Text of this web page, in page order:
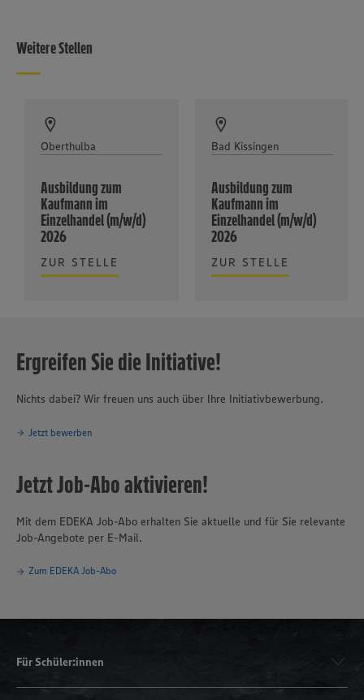
Weitere Stellen
Oberthulba
Ausbildung zum
Kaufmann im
Einzelhandel (m/w/d)
2026
ZUR STELLE
Bad Kissingen
Ausbildung zum
Kaufmann im
Einzelhandel (m/w/d)
2026
ZUR STELLE
Ergreifen Sie die Initiative!
Nichts dabei? Wir freuen uns auch über Ihre Initiativbewerbung.
Jetzt bewerben
Jetzt Job-Abo aktivieren!
Mit dem EDEKA Job-Abo erhalten Sie aktuelle und für Sie relevante
Job-Angebote per E-Mail.
Zum EDEKA Job-Abo
Für Schüler:innen